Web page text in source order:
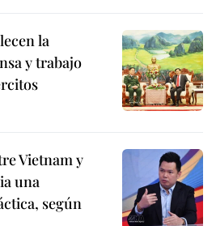
la
y trabajo
Vietnam y
una
según